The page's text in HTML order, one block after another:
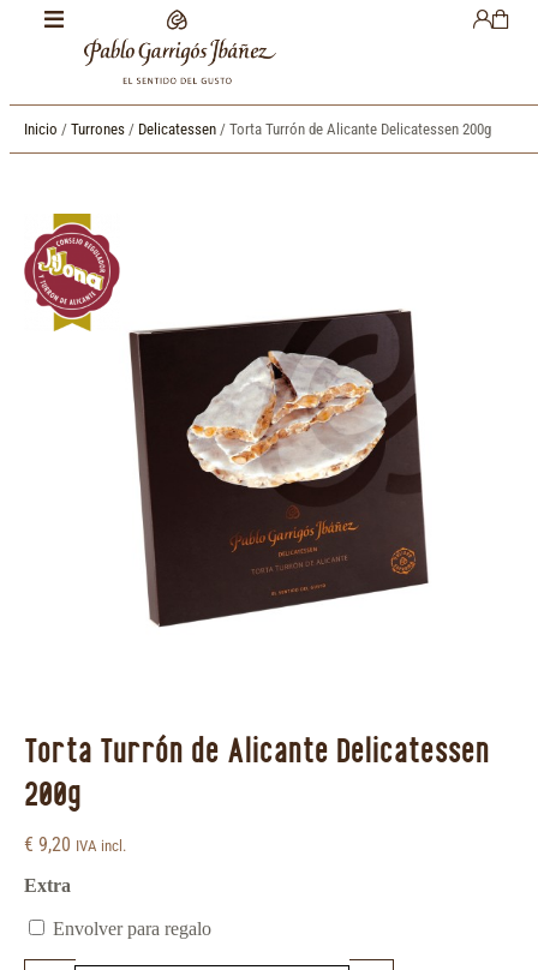
Inicio / Turrones / Delicatessen / Torta Turrón de Alicante Delicatessen 200g
Torta Turrón de Alicante Delicatessen
200g
€ 9,20 IVA incl.
Extra
Envolver para regalo